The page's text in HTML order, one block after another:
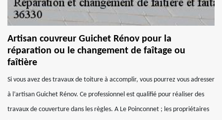
Artisan couvreur Guichet Rénov pour la
réparation ou le changement de faîtage ou
faîtière
Si vous avez des travaux de toiture à accomplir, vous pourrez vous adresser
à l’artisan Guichet Rénov. Ce professionnel est qualifié pour réaliser des
travaux de couverture dans les règles. A Le Poinconnet ; les propriétaires